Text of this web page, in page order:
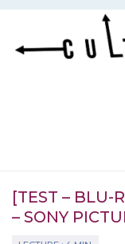
Aller
contenu
[TEST – BLU-
– SONY